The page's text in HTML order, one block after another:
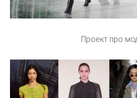
Проект про